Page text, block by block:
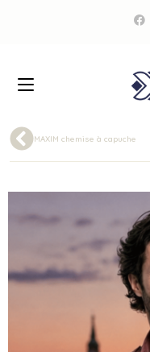
MAXIM chemise à capuche